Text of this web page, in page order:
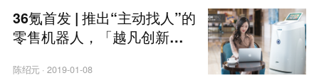
36氪首发 | 推出“主动找人”的
零售机器人，「越凡创新」
陈绍元 ·2019-01-08